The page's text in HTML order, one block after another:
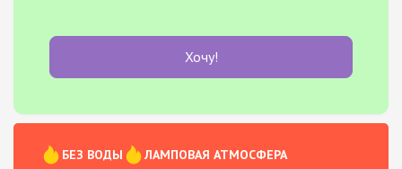
Хочу!
БЕЗ ВОДЫ
ЛАМПОВАЯ АТМОСФЕРА